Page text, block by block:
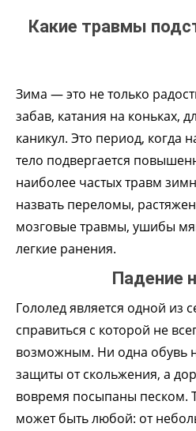
Какие травмы
Зима — это не только
забав, катания на коньках,
каникул. Это период, когда
тело подвергается
наиболее частых травм
назвать переломы,
мозговые травмы, ушибы
легкие ранения.
Падение
Гололед является одной из
справиться с которой не
возможным. Ни одна обувь
защиты от скольжения, а
вовремя посыпаны песком.
может быть любой: от